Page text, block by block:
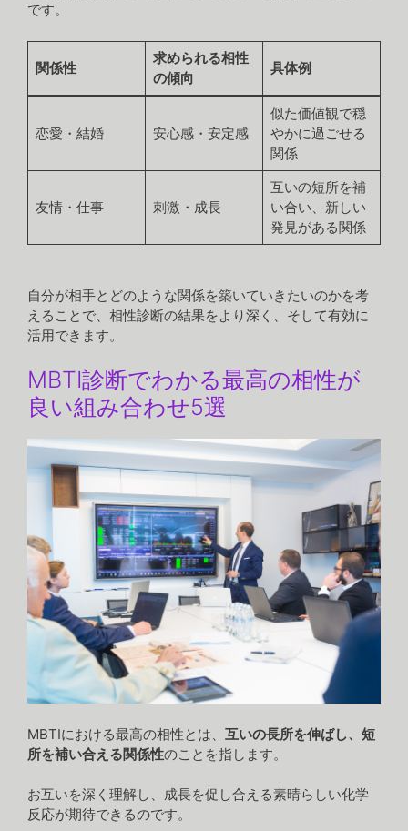
です。
関係性
求められる相性
の傾向
具体例
恋愛・結婚 安心感・安定感
似た価値観で穏
やかに過ごせる
関係
友情・仕事 刺激・成長
互いの短所を補
い合い、新しい
発見がある関係
自分が相手とどのような関係を築いていきたいのかを考
えることで、相性診断の結果をより深く、そして有効に
活用できます。
MBTI診断でわかる最高の相性が
良い組み合わせ5選
MBTIにおける最高の相性とは、 互いの長所を伸ばし、短
所を補い合える関係性のことを指します。
お互いを深く理解し、成長を促し合える素晴らしい化学
反応が期待できるのです。